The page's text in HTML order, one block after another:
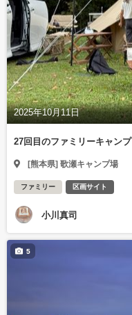
2025年10月11日
27回目のファミリーキャンプ
[熊本県] 歌瀬キャンプ場
ファミリー 区画サイト
小川真司
5